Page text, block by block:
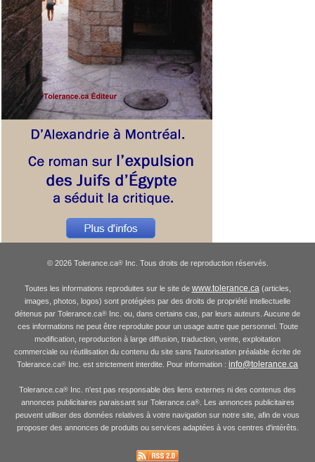
© 2026 Tolerance.ca®Inc. Tous droits de reproduction réservés.
Toutes les informations reproduites sur le site de www.tolerance.ca(articles,
images, photos, logos) sont protégées par des droits de propriété intellectuelle
détenus par Tolerance.ca® Inc. ou, dans certains cas, par leurs auteurs. Aucune de
ces informations ne peut être reproduite pour un usage autre que personnel. Toute
modification, reproduction à large diffusion, traduction, vente, exploitation
commerciale ou réutilisation du contenu du site sans l'autorisation préalable écrite de
Tolerance.ca® Inc. est strictement interdite. Pour information : info@tolerance.ca
Tolerance.ca® Inc. n'est pas responsable des liens externes ni des contenus des
annonces publicitaires paraissant sur Tolerance.ca®. Les annonces publicitaires
peuvent utiliser des données relatives à votre navigation sur notre site, afin de vous
proposer des annonces de produits ou services adaptées à vos centres d'intérêts.